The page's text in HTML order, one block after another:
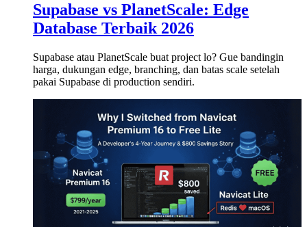
Supabase vs PlanetScale: Edge
Database Terbaik 2026
Supabase atau PlanetScale buat project lo? Gue bandingin
harga, dukungan edge, branching, dan batas scale setelah
pakai Supabase di production sendiri.